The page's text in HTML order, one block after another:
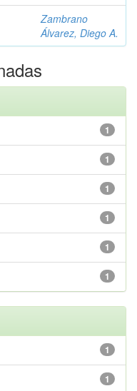
Zambrano
Álvarez, Diego A.
1
1
1
1
1
1
1
1